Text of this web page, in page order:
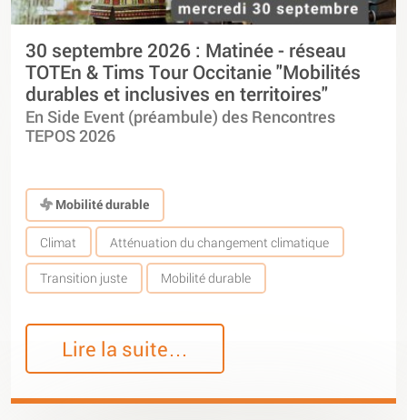
30 septembre 2026 : Matinée - réseau
TOTEn & Tims Tour Occitanie "Mobilités
durables et inclusives en territoires"
En Side Event (préambule) des Rencontres
TEPOS 2026
Mobilité durable
Climat Atténuation du changement climatique
Transition juste Mobilité durable
Lire la suite…